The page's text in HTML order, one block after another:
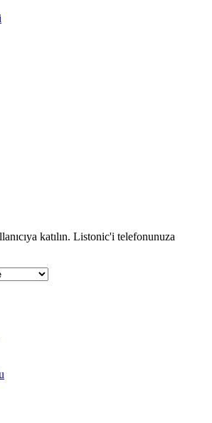
katılın. Listonic'i telefonunuza